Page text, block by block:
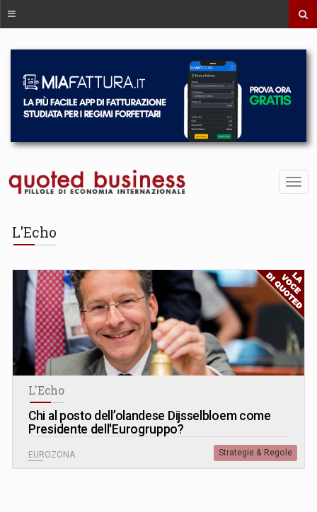
L'Echo
L'Echo
Chi al posto dell’olandese Dijsselbloem come
Presidente dell'Eurogruppo?
EUROZONA Strategie & Regole